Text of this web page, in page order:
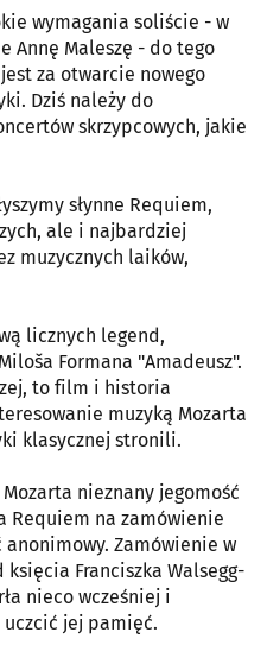
wymagania soliście - w
Annę Maleszę - do tego
za otwarcie nowego
Dziś należy do
skrzypcowych, jakie
słynne Requiem,
ale i najbardziej
muzycznych laików,
licznych legend,
Formana "Amadeusz".
to film i historia
muzyką Mozarta
klasycznej stronili.
nieznany jegomość
Requiem na zamówienie
Zamówienie w
Franciszka Walsegg-
nieco wcześniej i
uczcić jej pamięć.